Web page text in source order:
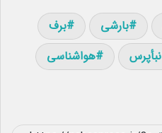
بارشی
برف
نبأپرس هواشناسی